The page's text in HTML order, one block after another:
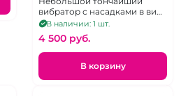
мастурбации "Трос"
вибратор с насадками в виде
зайчика и рыбки.
В наличии: 1 шт.
4 500 pуб.
В корзину